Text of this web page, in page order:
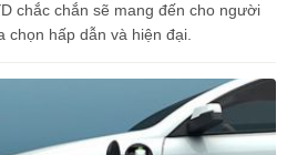
chắc chắn sẽ mang đến cho người
chọn hấp dẫn và hiện đại.